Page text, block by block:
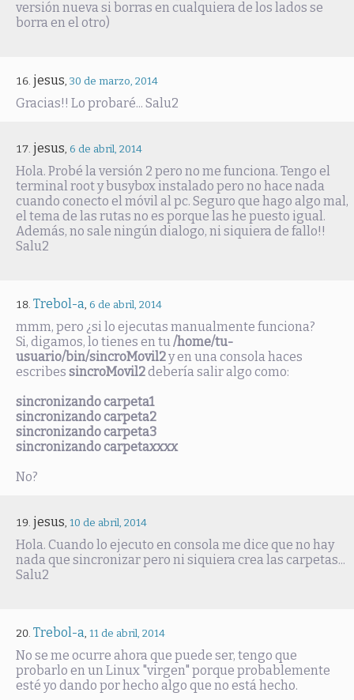
versión nueva si borras en cualquiera de los lados se
borra en el otro)
jesus, 30 de marzo, 2014
Gracias!! Lo probaré... Salu2
jesus, 6 de abril, 2014
Hola. Probé la versión 2 pero no me funciona. Tengo el
terminal root y busybox instalado pero no hace nada
cuando conecto el móvil al pc. Seguro que hago algo mal,
el tema de las rutas no es porque las he puesto igual.
Además, no sale ningún dialogo, ni siquiera de fallo!!
Salu2
Trebol-a, 6 de abril, 2014
mmm, pero ¿si lo ejecutas manualmente funciona?
Si, digamos, lo tienes en tu/home/tu-
usuario/bin/sincroMovil2y en una consola haces
escribes sincroMovil2debería salir algo como:
sincronizando carpeta1
sincronizando carpeta2
sincronizando carpeta3
sincronizando carpetaxxxx
No?
jesus, 10 de abril, 2014
Hola. Cuando lo ejecuto en consola me dice que no hay
nada que sincronizar pero ni siquiera crea las carpetas...
Salu2
Trebol-a, 11 de abril, 2014
No se me ocurre ahora que puede ser, tengo que
probarlo en un Linux "virgen" porque probablemente
esté yo dando por hecho algo que no está hecho.